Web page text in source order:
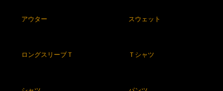
アウター スウェット
ロングスリーブＴ Ｔシャツ